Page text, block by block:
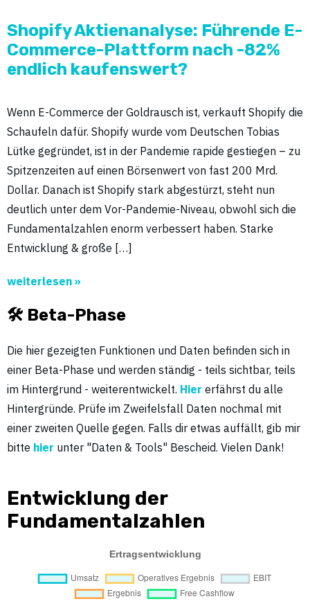
Shopify Aktienanalyse: Führende E-
Commerce-Plattform nach -82%
endlich kaufenswert?
Wenn E-Commerce der Goldrausch ist, verkauft Shopify die
Schaufeln dafür. Shopify wurde vom Deutschen Tobias
Lütke gegründet, ist in der Pandemie rapide gestiegen – zu
Spitzenzeiten auf einen Börsenwert von fast 200 Mrd.
Dollar. Danach ist Shopify stark abgestürzt, steht nun
deutlich unter dem Vor-Pandemie-Niveau, obwohl sich die
Fundamentalzahlen enorm verbessert haben. Starke
Entwicklung & große […]
weiterlesen »
🛠 Beta-Phase
Die hier gezeigten Funktionen und Daten befinden sich in
einer Beta-Phase und werden ständig - teils sichtbar, teils
im Hintergrund - weiterentwickelt. Hier erfährst du alle
Hintergründe. Prüfe im Zweifelsfall Daten nochmal mit
einer zweiten Quelle gegen. Falls dir etwas auffällt, gib mir
bitte hier unter "Daten & Tools" Bescheid. Vielen Dank!
Entwicklung der
Fundamentalzahlen